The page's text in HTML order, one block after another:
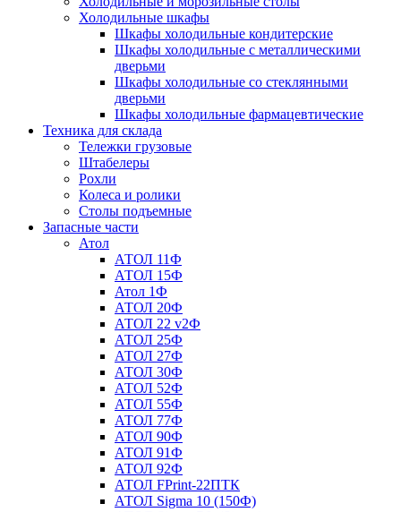
Холодильные шкафы
Шкафы холодильные кондитерские
Шкафы холодильные с металлическими
дверьми
Шкафы холодильные со стеклянными
дверьми
Шкафы холодильные фармацевтические
Техника для склада
Тележки грузовые
Штабелеры
Рохли
Колеса и ролики
Столы подъемные
Запасные части
Атол
АТОЛ 11Ф
АТОЛ 15Ф
Атол 1Ф
АТОЛ 20Ф
АТОЛ 22 v2Ф
АТОЛ 25Ф
АТОЛ 27Ф
АТОЛ 30Ф
АТОЛ 52Ф
АТОЛ 55Ф
АТОЛ 77Ф
АТОЛ 90Ф
АТОЛ 91Ф
АТОЛ 92Ф
АТОЛ FPrint-22ПТК
АТОЛ Sigma 10 (150Ф)